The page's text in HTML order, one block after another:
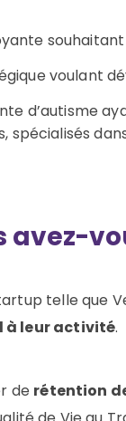
souhaitant
voulant
d’autisme
spécialisés
avez-
telle que
à leur activité.
de rétention